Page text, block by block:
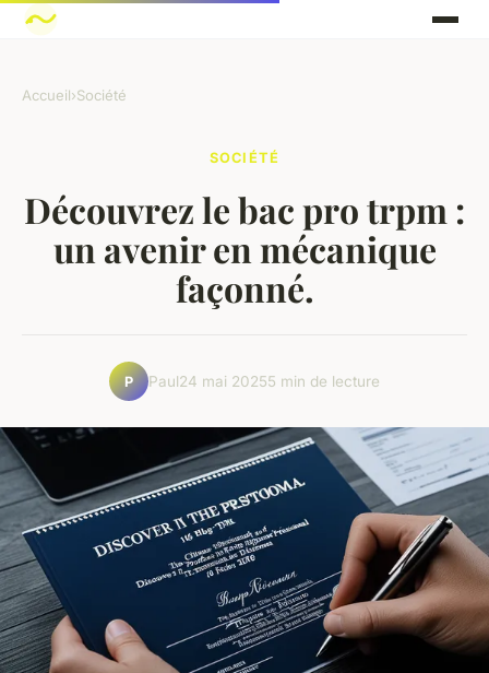
Accueil›Société
SOCIÉTÉ
Découvrez le bac pro trpm :
un avenir en mécanique
façonné.
P Paul24 mai 20255 min de lecture